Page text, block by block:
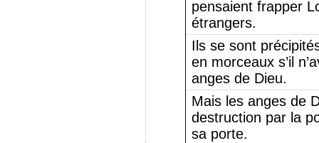
pensaient frapper
étrangers.
Ils se sont
en morceaux s’il
anges de Dieu.
Mais les anges de
destruction par la
sa porte.